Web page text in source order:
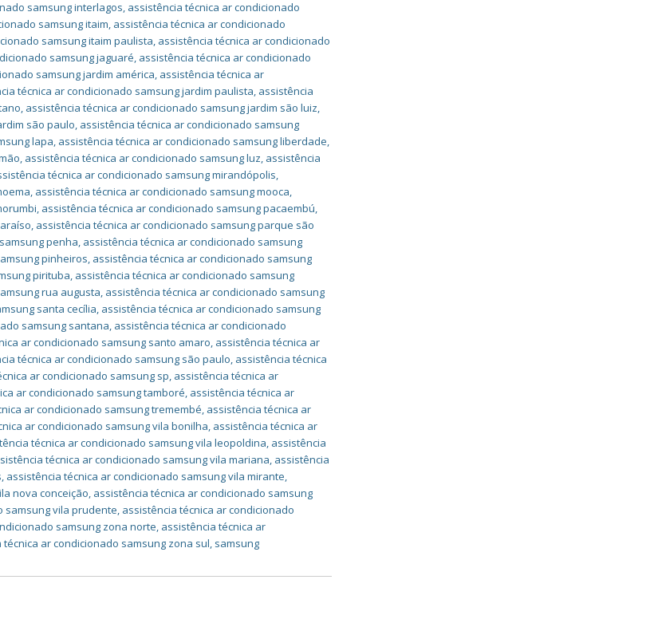
samsung interlagos, assistência técnica ar condicionado
samsung itaim, assistência técnica ar condicionado
samsung itaim paulista, assistência técnica ar condicionado
samsung jaguaré, assistência técnica ar condicionado
samsung jardim américa, assistência técnica ar
técnica ar condicionado samsung jardim paulista, assistência
, assistência técnica ar condicionado samsung jardim são luiz,
são paulo, assistência técnica ar condicionado samsung
lapa, assistência técnica ar condicionado samsung liberdade,
, assistência técnica ar condicionado samsung luz, assistência
técnica ar condicionado samsung mirandópolis,
, assistência técnica ar condicionado samsung mooca,
, assistência técnica ar condicionado samsung pacaembú,
, assistência técnica ar condicionado samsung parque são
penha, assistência técnica ar condicionado samsung
pinheiros, assistência técnica ar condicionado samsung
pirituba, assistência técnica ar condicionado samsung
rua augusta, assistência técnica ar condicionado samsung
santa cecília, assistência técnica ar condicionado samsung
samsung santana, assistência técnica ar condicionado
ar condicionado samsung santo amaro, assistência técnica ar
técnica ar condicionado samsung são paulo, assistência técnica
ar condicionado samsung sp, assistência técnica ar
ar condicionado samsung tamboré, assistência técnica ar
ar condicionado samsung tremembé, assistência técnica ar
ar condicionado samsung vila bonilha, assistência técnica ar
técnica ar condicionado samsung vila leopoldina, assistência
técnica ar condicionado samsung vila mariana, assistência
, assistência técnica ar condicionado samsung vila mirante,
nova conceição, assistência técnica ar condicionado samsung
samsung vila prudente, assistência técnica ar condicionado
samsung zona norte, assistência técnica ar
técnica ar condicionado samsung zona sul, samsung